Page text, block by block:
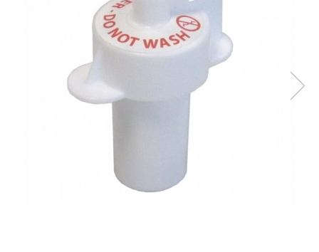
Blocare/ Fixare barbie
Preventie iritatia pielii
Alimentatoare si baterii CPAP
Stocare si generare raport CPAP